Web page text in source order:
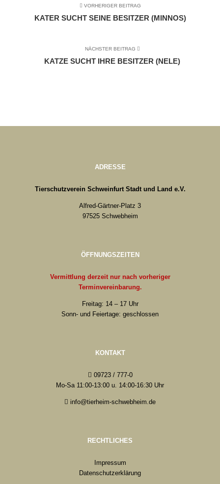
VORHERIGER BEITRAG
KATER SUCHT SEINE BESITZER (MINNOS)
NÄCHSTER BEITRAG
KATZE SUCHT IHRE BESITZER (NELE)
ADRESSE
Tierschutzverein Schweinfurt Stadt und Land e.V.
Alfred-Gärtner-Platz 3
97525 Schwebheim
ÖFFNUNGSZEITEN
Vermittlung derzeit nur nach vorheriger
Terminvereinbarung.
Freitag: 14 – 17 Uhr
Sonn- und Feiertage: geschlossen
KONTAKT
09723 / 777-0
Mo-Sa 11:00-13:00 u. 14:00-16:30 Uhr
info@tierheim-schwebheim.de
RECHTLICHES
Impressum
Datenschutzerklärung